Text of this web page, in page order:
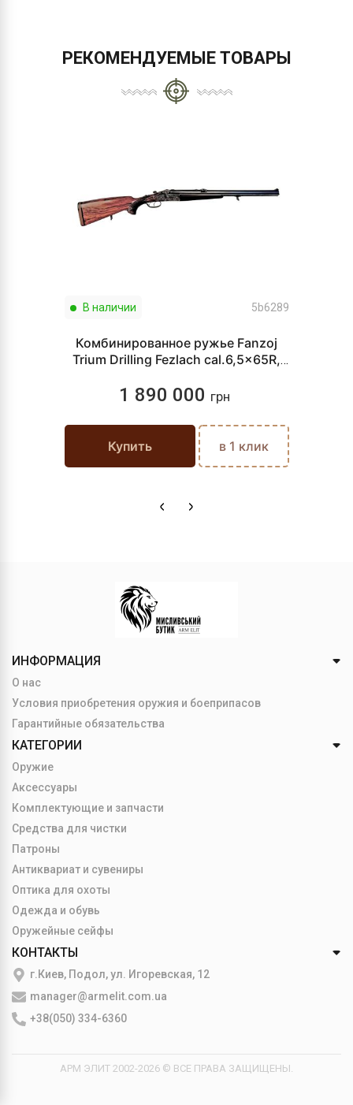
РЕКОМЕНДУЕМЫЕ ТОВАРЫ
В наличии 5b6289
Комбинированное ружье Fanzoj
Trium Drilling Fezlach cal.6,5x65R,
1 890 000 грн
Купить в 1 клик
ИНФОРМАЦИЯ
О нас
Условия приобретения оружия и боеприпасов
Гарантийные обязательства
КАТЕГОРИИ
Оружие
Аксессуары
Комплектующие и запчасти
Средства для чистки
Патроны
Антиквариат и сувениры
Оптика для охоты
Одежда и обувь
Оружейные сейфы
КОНТАКТЫ
г.Киев, Подол, ул. Игоревская, 12
manager@armelit.com.ua
+38(050) 334-6360
АРМ ЭЛИТ 2002-2026 © ВСЕ ПРАВА ЗАЩИЩЕНЫ.